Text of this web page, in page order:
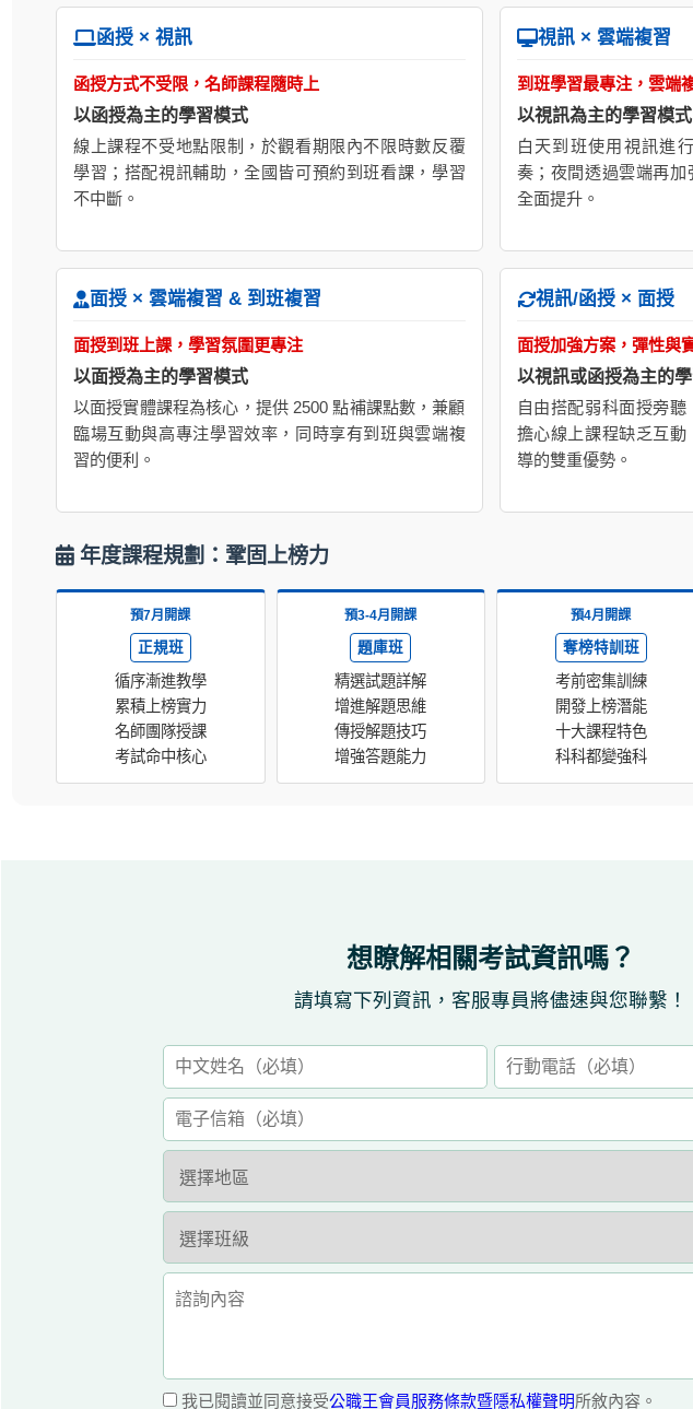
函授 × 視訊
函授方式不受限，名師課程隨時上
以函授為主的學習模式
線上課程不受地點限制，於觀看期限內不限時數反覆
學習；搭配視訊輔助，全國皆可預約到班看課，學習
不中斷。
視訊 × 雲端複習
到班學習最專注，雲端
以視訊為主的學習模式
白天到班使用視訊進
奏；夜間透過雲端再
全面提升。
面授 × 雲端複習 & 到班複習
面授到班上課，學習氛圍更專注
以面授為主的學習模式
以面授實體課程為核心，提供 2500 點補課點數，兼顧
臨場互動與高專注學習效率，同時享有到班與雲端複
習的便利。
視訊/函授 × 面授
面授加強方案，彈性與
以視訊或函授為主的
自由搭配弱科面授旁
擔心線上課程缺乏互
導的雙重優勢。
年度課程規劃：鞏固上榜力
預7月開課
正規班
循序漸進教學
累積上榜實力
名師團隊授課
考試命中核心
預3-4月開課
題庫班
精選試題詳解
增進解題思維
傳授解題技巧
增強答題能力
預4月開課
奪榜特訓班
考前密集訓練
開發上榜潛能
十大課程特色
科科都變強科
想瞭解相關考試資訊嗎？
請填寫下列資訊，客服專員將儘速與您聯繫！
我已閱讀並同意接受公職王會員服務條款暨隱私權聲明所敘內容。